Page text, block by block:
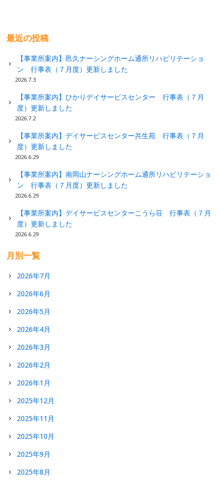
最近の投稿
【事業所案内】邑久ナーシングホーム通所リハビリテーショ
ン 行事表（７月度）更新しました
2026.7.3
【事業所案内】ひかりデイサービスセンター 行事表（７月
度）更新しました
2026.7.2
【事業所案内】デイサービスセンター共生苑 行事表（７月
度）更新しました
2026.6.29
【事業所案内】南岡山ナーシングホーム通所リハビリテーショ
ン 行事表（７月度）更新しました
2026.6.29
【事業所案内】デイサービスセンターこうら荘 行事表（７月
度）更新しました
2026.6.29
月別一覧
2026年7月
2026年6月
2026年5月
2026年4月
2026年3月
2026年2月
2026年1月
2025年12月
2025年11月
2025年10月
2025年9月
2025年8月